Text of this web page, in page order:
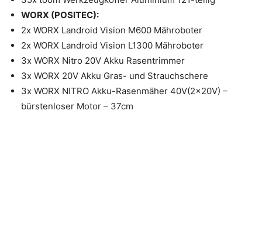
WORX (POSITEC):
2x WORX Landroid Vision M600 Mähroboter
2x WORX Landroid Vision L1300 Mähroboter
3x WORX Nitro 20V Akku Rasentrimmer
3x WORX 20V Akku Gras- und Strauchschere
3x WORX NITRO Akku-Rasenmäher 40V(2x20V) –
bürstenloser Motor – 37cm